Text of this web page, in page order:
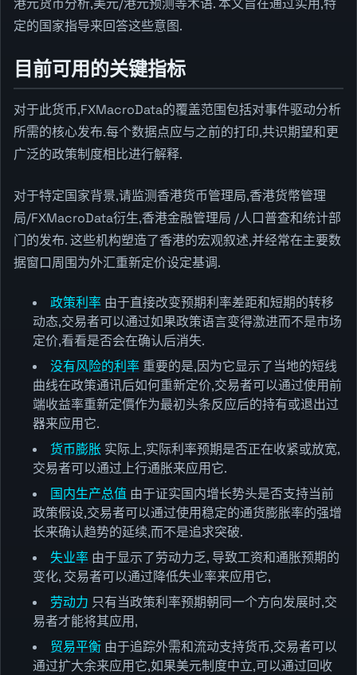
港元货币分析,美元/港元预测等术语. 本文旨在通过实用,特
定的国家指导来回答这些意图.
目前可用的关键指标
对于此货币,FXMacroData的覆盖范围包括对事件驱动分析
所需的核心发布.每个数据点应与之前的打印,共识期望和更
广泛的政策制度相比进行解释.
对于特定国家背景,请监测香港货币管理局,香港货幣管理
局/FXMacroData衍生,香港金融管理局 /人口普查和统计部
门的发布. 这些机构塑造了香港的宏观叙述,并经常在主要数
据窗口周围为外汇重新定价设定基调.
政策利率 由于直接改变预期利率差距和短期的转移
动态,交易者可以通过如果政策语言变得激进而不是市场
定价,看看是否会在确认后消失.
没有风险的利率 重要的是,因为它显示了当地的短线
曲线在政策通讯后如何重新定价,交易者可以通过使用前
端收益率重新定價作为最初头条反应后的持有或退出过
器来应用它.
货币膨胀 实际上,实际利率预期是否正在收紧或放宽,
交易者可以通过上行通胀来应用它.
国内生产总值 由于证实国内增长势头是否支持当前
政策假设,交易者可以通过使用稳定的通货膨胀率的强增
长来确认趋势的延续,而不是追求突破.
失业率 由于显示了劳动力乏, 导致工资和通胀预期的
变化, 交易者可以通过降低失业率来应用它,
劳动力 只有当政策利率预期朝同一个方向发展时,交
易者才能将其应用,
贸易平衡 由于追踪外需和流动支持货币,交易者可以
通过扩大余来应用它,如果美元制度中立,可以通过回收